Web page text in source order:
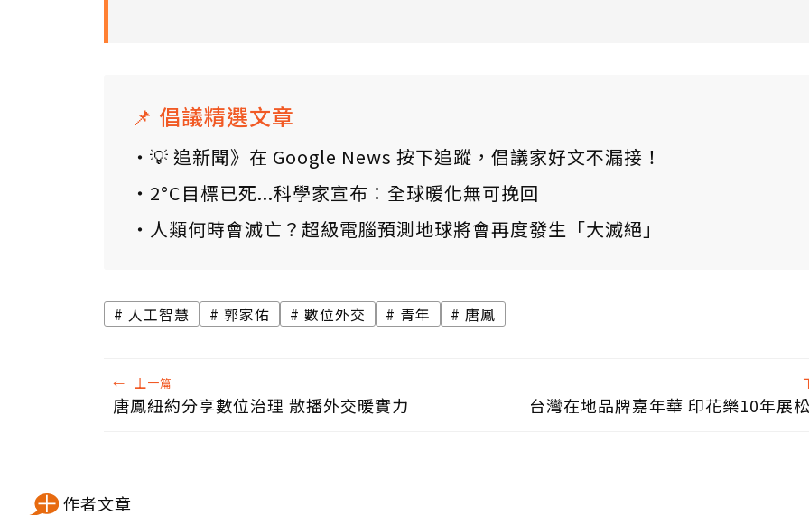
📌 倡議精選文章
💡 追新聞》在 Google News 按下追蹤，倡議家好文不漏接！
2°C目標已死...科學家宣布：全球暖化無可挽回
人類何時會滅亡？超級電腦預測地球將會再度發生「大滅絕」
人工智慧 郭家佑 數位外交 青年 唐鳳
← 上一篇
唐鳳紐約分享數位治理 散播外交暖實力 台灣在地品牌嘉年華 印花樂10年展
作者文章